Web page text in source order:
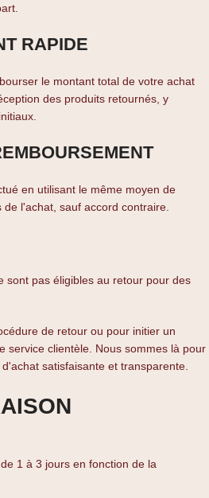
RAPIDE
le montant total de votre achat
des produits retournés, y
en utilisant le même moyen de
l'achat, sauf accord contraire.
sont pas éligibles au retour pour des
de retour ou pour initier un
service clientèle. Nous sommes là pour
satisfaisante et transparente.
1 à 3 jours en fonction de la